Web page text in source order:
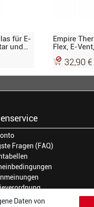
für E-
und
lila
Empire
Flex, E-
Helix, gelb
32,90 €
Fragen (FAQ)
und Zahlarten
Daten von